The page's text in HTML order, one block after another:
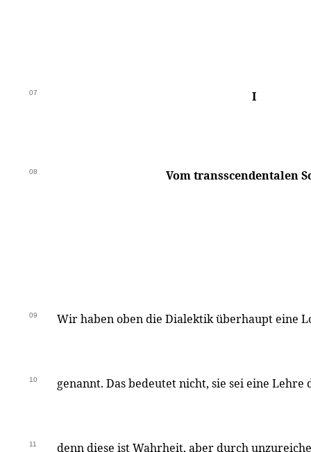
07 I
08 Vom transscendentalen
09 Wir haben oben die Dialektik überhaupt eine
10 genannt. Das bedeutet nicht, sie sei eine
11 denn diese ist Wahrheit, aber durch